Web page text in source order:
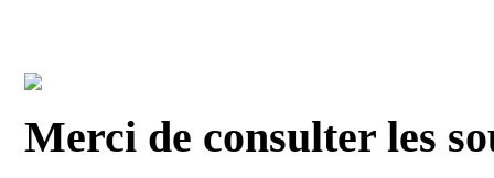
Merci de consulter les